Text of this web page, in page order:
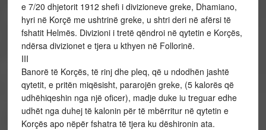
e 7/20 dhjetorit 1912 shefi i divizioneve greke, Dhamiano,
hyri në Korçë me ushtrinë greke, u shtri deri në afërsi të
fshatit Helmës. Divizioni i tretë qëndroi në qytetin e Korçës,
ndërsa divizionet e tjera u kthyen në Follorinë.
III
Banorë të Korçës, të rinj dhe pleq, që u ndodhën jashtë
qytetit, e pritën miqësisht, pararojën greke, (5 kalorës që
udhëhiqeshin nga një oficer), madje duke iu treguar edhe
udhët nga duhej të kalonin për të mbërritur në qytetin e
Korçës apo nëpër fshatra të tjera ku dëshironin ata.